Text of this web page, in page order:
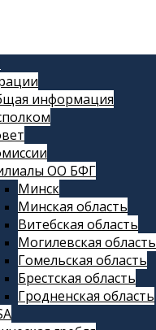
информация
ОО БФГ
Минск
Минская область
Витебская область
Могилевская область
Гомельская область
Брестская область
Гродненская область